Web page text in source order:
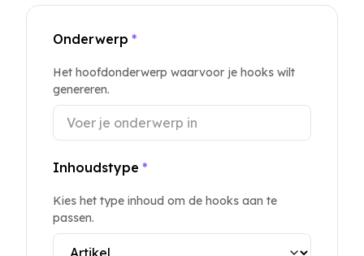
Onderwerp *
Het hoofdonderwerp waarvoor je hooks wilt
genereren.
Inhoudstype *
Kies het type inhoud om de hooks aan te
passen.